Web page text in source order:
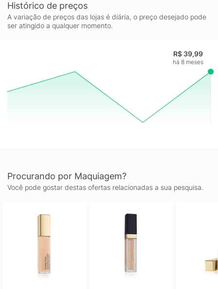
Histórico de preços
A variação de preços das lojas é diária, o preço desejado pode
ser atingido a qualquer momento.
R$ 39,99
há 8 meses
Procurando por Maquiagem?
Você pode gostar destas ofertas relacionadas a sua pesquisa.